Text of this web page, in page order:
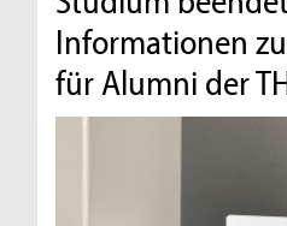
Informationen
für Alumni der